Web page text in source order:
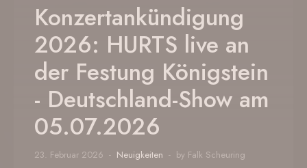
Konzertankündigung
2026: HURTS live an
der Festung Königstein
- Deutschland-Show am
05.07.2026
23. Februar 2026 Neuigkeiten by Falk Scheuring